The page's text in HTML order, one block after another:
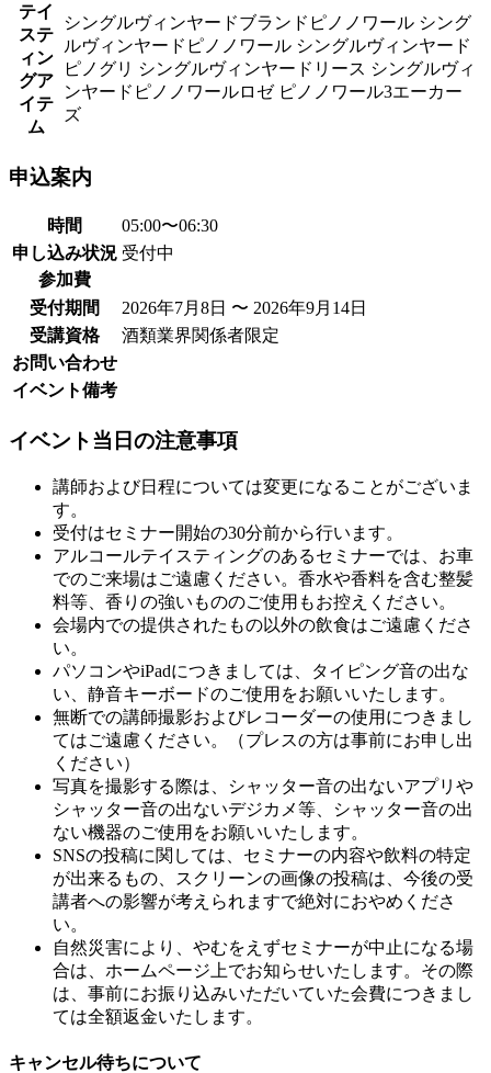
テイ
ステ
ィン
グア
イテ
ム
シングルヴィンヤードブランドピノノワール シング
ルヴィンヤードピノノワール シングルヴィンヤード
ピノグリ シングルヴィンヤードリース シングルヴィ
ンヤードピノノワールロゼ ピノノワール3エーカー
ズ
申込案内
時間 05:00〜06:30
申し込み状況 受付中
参加費
受付期間
2026年7月8日 〜 2026年9月14日
受講資格
酒類業界関係者限定
お問い合わせ
イベント備考
イベント当日の注意事項
講師および日程については変更になることがございま
す。
受付はセミナー開始の30分前から行います。
アルコールテイスティングのあるセミナーでは、お車
でのご来場はご遠慮ください。香水や香料を含む整髪
料等、香りの強いもののご使用もお控えください。
会場内での提供されたもの以外の飲食はご遠慮くださ
い。
パソコンやiPadにつきましては、タイピング音の出な
い、静音キーボードのご使用をお願いいたします。
無断での講師撮影およびレコーダーの使用につきまし
てはご遠慮ください。（プレスの方は事前にお申し出
ください）
写真を撮影する際は、シャッター音の出ないアプリや
シャッター音の出ないデジカメ等、シャッター音の出
ない機器のご使用をお願いいたします。
SNSの投稿に関しては、セミナーの内容や飲料の特定
が出来るもの、スクリーンの画像の投稿は、今後の受
講者への影響が考えられますで絶対におやめくださ
い。
自然災害により、やむをえずセミナーが中止になる場
合は、ホームページ上でお知らせいたします。その際
は、事前にお振り込みいただいていた会費につきまし
ては全額返金いたします。
キャンセル待ちについて